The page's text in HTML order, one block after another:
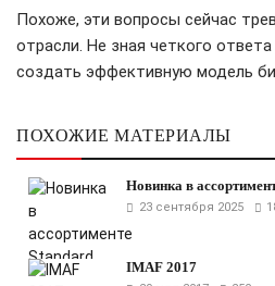
Похоже, эти вопросы сейчас
отрасли. Не зная четкого
создать эффективную модель
ПОХОЖИЕ МАТЕРИАЛЫ
Новинка в
23 сентября 2025
IMAF 2017